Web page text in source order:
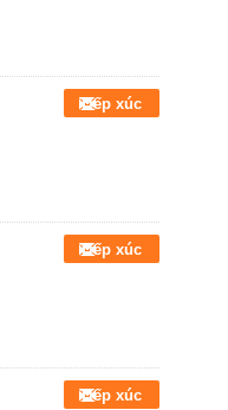
Tiếp xúc
Tiếp xúc
Tiếp xúc